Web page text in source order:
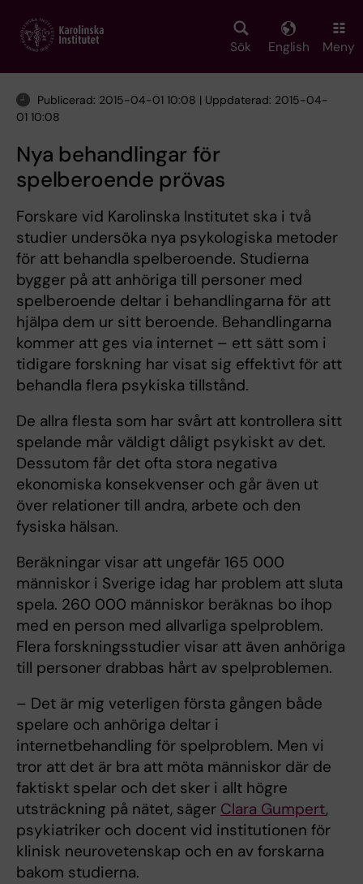
main
Sök English Meny
Publicerad: 2015-04-01 10:08 | Uppdaterad: 2015-04-
01 10:08
Nya behandlingar för
spelberoende prövas
Forskare vid Karolinska Institutet ska i två
studier undersöka nya psykologiska metoder
för att behandla spelberoende. Studierna
bygger på att anhöriga till personer med
spelberoende deltar i behandlingarna för att
hjälpa dem ur sitt beroende. Behandlingarna
kommer att ges via internet – ett sätt som i
tidigare forskning har visat sig effektivt för att
behandla flera psykiska tillstånd.
De allra flesta som har svårt att kontrollera sitt
spelande mår väldigt dåligt psykiskt av det.
Dessutom får det ofta stora negativa
ekonomiska konsekvenser och går även ut
över relationer till andra, arbete och den
fysiska hälsan.
Beräkningar visar att ungefär 165 000
människor i Sverige idag har problem att sluta
spela. 260 000 människor beräknas bo ihop
med en person med allvarliga spelproblem.
Flera forskningsstudier visar att även anhöriga
till personer drabbas hårt av spelproblemen.
– Det är mig veterligen första gången både
spelare och anhöriga deltar i
internetbehandling för spelproblem. Men vi
tror att det är bra att möta människor där de
faktiskt spelar och det sker i allt högre
utsträckning på nätet, säger Clara Gumpert,
psykiatriker och docent vid institutionen för
klinisk neurovetenskap och en av forskarna
bakom studierna.